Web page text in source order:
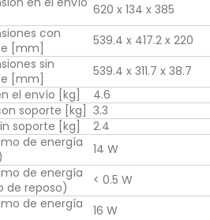
620 x 134 x 385
con
[mm]
539.4 x 417.2 x 220
sin
[mm]
539.4 x 311.7 x 38.7
el envío [kg]
4.6
soporte [kg]
3.3
soporte [kg]
2.4
de energía
14 W
de energía
de reposo)
< 0.5 W
de energía
16 W